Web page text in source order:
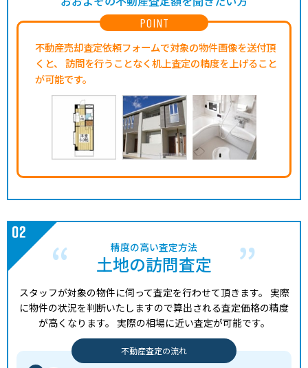
POINT
不動産売却査定依頼フォームで対象の物件画像を送付頂
くと、
訪問を行うことなく机上査定の精度を上げること
が可能です。
精度の高い査定方法
土地の訪問査定
スタッフが対象の物件に伺って査定を行わせて頂きます。 実際
に物件の状況を判断いたしますので算出される査定価格の精度
が高くなります。 実際の相場に近い査定が可能です。
不動産査定の流れ